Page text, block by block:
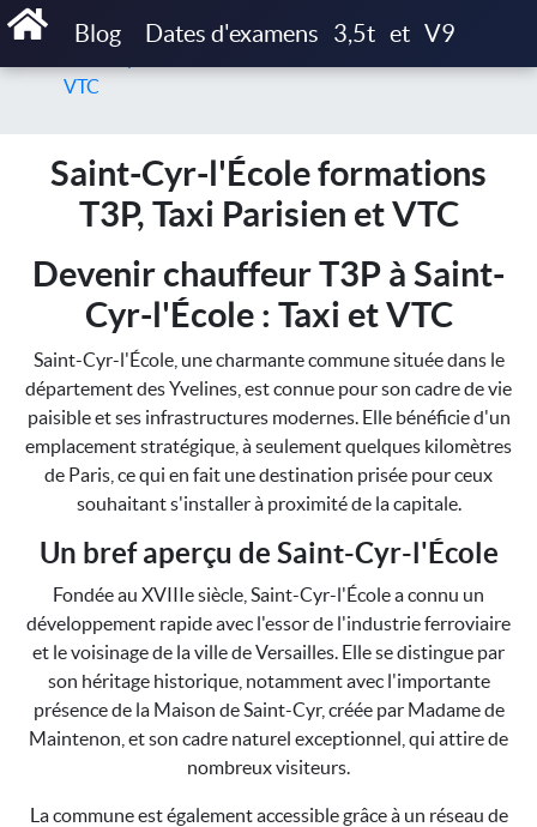
Blog Dates d'examens 3,5t et V9
Accueil
VTC
Saint-Cyr-l'École formations
T3P, Taxi Parisien et VTC
Devenir chauffeur T3P à Saint-
Cyr-l'École : Taxi et VTC
Saint-Cyr-l'École, une charmante commune située dans le
département des Yvelines, est connue pour son cadre de vie
paisible et ses infrastructures modernes. Elle bénéficie d'un
emplacement stratégique, à seulement quelques kilomètres
de Paris, ce qui en fait une destination prisée pour ceux
souhaitant s'installer à proximité de la capitale.
Un bref aperçu de Saint-Cyr-l'École
Fondée au XVIIIe siècle, Saint-Cyr-l'École a connu un
développement rapide avec l'essor de l'industrie ferroviaire
et le voisinage de la ville de Versailles. Elle se distingue par
son héritage historique, notamment avec l'importante
présence de la Maison de Saint-Cyr, créée par Madame de
Maintenon, et son cadre naturel exceptionnel, qui attire de
nombreux visiteurs.
La commune est également accessible grâce à un réseau de